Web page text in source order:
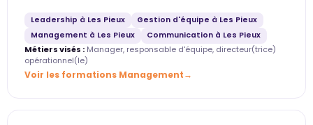
Leadership à Les Pieux
Gestion d'équipe à Les Pieux
Management à Les Pieux
Communication à Les Pieux
Métiers visés : Manager, responsable d'équipe, directeur(trice)
opérationnel(le)
Voir les formations Management